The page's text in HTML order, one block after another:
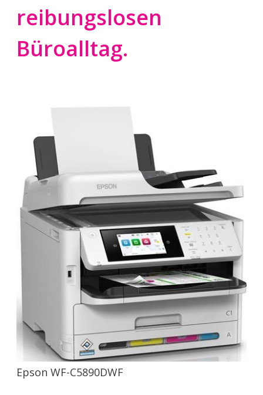
reibungslosen
Büroalltag.
Epson WF-C5890DWF